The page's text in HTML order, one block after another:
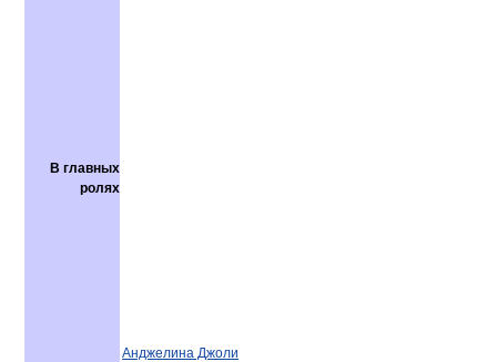
В главных
ролях
Анджелина Джоли